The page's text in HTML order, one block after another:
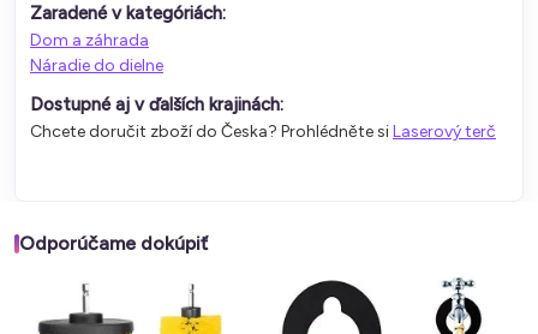
Zaradené v kategóriách:
Dom a záhrada
Náradie do dielne
Dostupné aj v ďalších krajinách:
Chcete doručit zboží do Česka? Prohlédněte siLaserový terč
Odporúčame dokúpiť